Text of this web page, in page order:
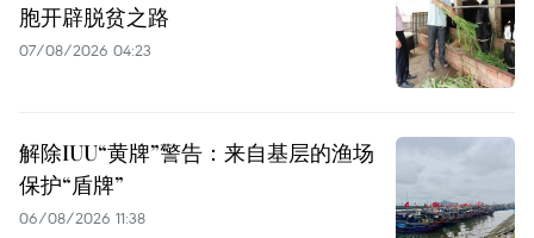
胞开辟脱贫之路
07/08/2026 04:23
解除IUU“黄牌”警告：来自基层的渔场
保护“盾牌”
06/08/2026 11:38